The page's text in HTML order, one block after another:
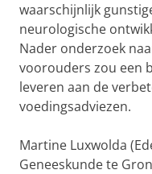
waarschijnlijk
neurologische
Nader onderzoek
voorouders zou een
leveren aan de
voedingsadviezen.
Martine Luxwolda
Geneeskunde te